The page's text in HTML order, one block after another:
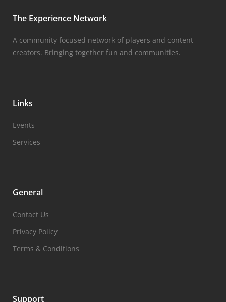
The Experience Network
A community focused network of players and content
creators. Bringing together fun and communities.
Links
Events
Services
General
Contact Us
Privacy Policy
Terms & Conditions
Support